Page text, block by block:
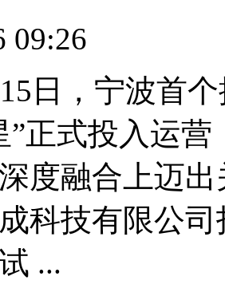
09:26
日，宁波首
”正式投入运
度融合上迈
科技有限公
...